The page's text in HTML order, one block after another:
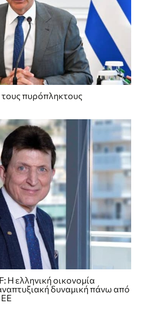
πυρόπληκτους
Η ελληνική οικονομία
δυναμική πάνω από